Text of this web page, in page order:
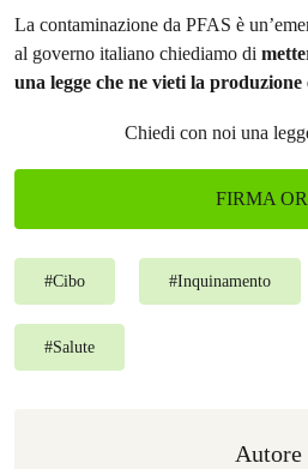
La contaminazione da PFAS è
al governo italiano chiediamo di
una legge che ne vieti la
Chiedi con noi una
FIRMA
#Cibo #Inquinamento
#Salute
Autore